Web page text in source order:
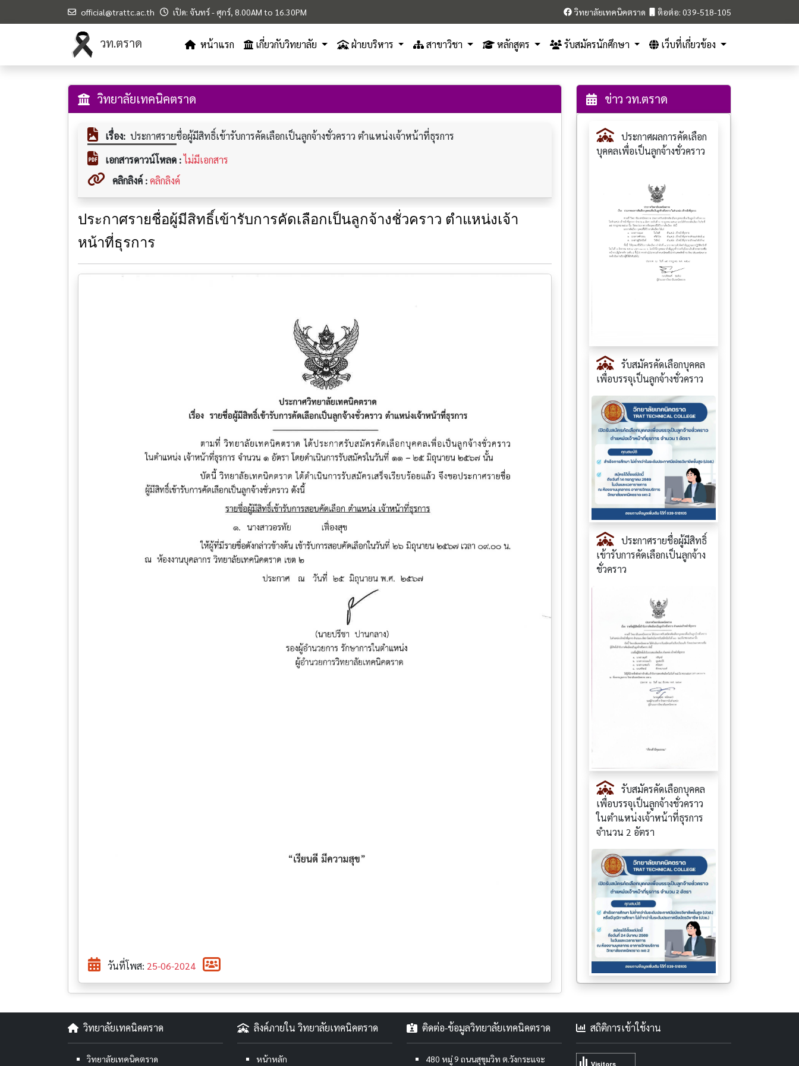
official@trattc.ac.th เปิด: จันทร์ - ศุกร์, 8.00AM to 16.30PM วิทยาลัยเทคนิคตราด ติอต่อ: 039-518-105
วท.ตราด หน้าแรก เกี่ยวกับวิทยาลัย ฝ่ายบริหาร สาขาวิชา หลักสูตร รับสมัครนักศึกษา เว็บที่เกี่ยวข้อง
วิทยาลัยเทคนิคตราด
เรื่อง: ประกาศรายชื่อผู้มีสิทธิ์เข้ารับการคัดเลือกเป็นลูกจ้างชั่วคราว ตำแหน่งเจ้าหน้าที่ธุรการ
เอกสารดาวน์โหลด :ไม่มีเอกสาร
คลิกลิงค์ :คลิกลิงค์
ประกาศรายชื่อผู้มีสิทธิ์เข้ารับการคัดเลือกเป็นลูกจ้างชั่วคราว ตำแหน่งเจ้า
หน้าที่ธุรการ
วันที่โพส: 25-06-2024
ข่าว วท.ตราด
ประกาศผลการคัดเลือก
บุคคลเพื่อเป็นลูกจ้างชั่วคราว
รับสมัครคัดเลือกบุคคล
เพื่อบรรจุเป็นลูกจ้างชั่วคราว
ประกาศรายชื่อผู้มีสิทธิ์
เข้ารับการคัดเลือกเป็นลูกจ้าง
ชั่วคราว
รับสมัครคัดเลือกบุคคล
เพื่อบรรจุเป็นลูกจ้างชั่วคราว
ในตำแหน่งเจ้าหน้าที่ธุรการ
จำนวน 2 อัตรา
วิทยาลัยเทคนิคตราด
วิทยาลัยเทคนิคตราด
ลิงค์ภายใน วิทยาลัยเทคนิคตราด
หน้าหลัก
ติดต่อ-ข้อมูลวิทยาลัยเทคนิคตราด
480 หมู่ 9 ถนนสุขุมวิท ต.วังกระแจะ
สถิติการเข้าใช้งาน
Visitors